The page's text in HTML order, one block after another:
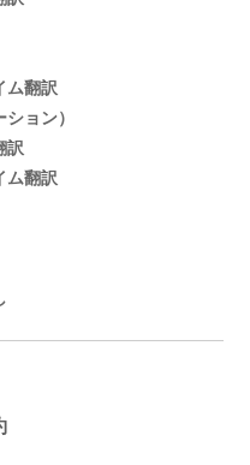
ム翻訳
ョン）
訳
ム翻訳